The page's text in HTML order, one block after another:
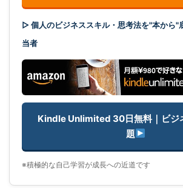
▷ 個人のビジネススキル・思考法を"本から"
当者
Kindle Unlimited 30日無料｜ビジ
題
※積極的な自己学習が成長への近道です